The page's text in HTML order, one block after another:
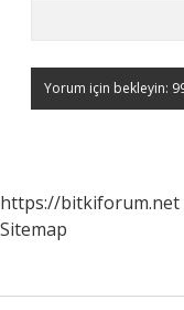
https://bitkiforum.net
Sitemap